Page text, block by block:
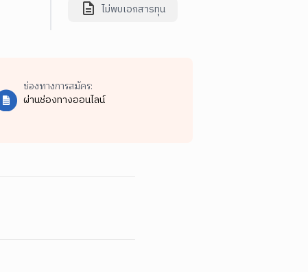
ไม่พบเอกสารทุน
ช่องทางการสมัคร:
ผ่านช่องทางออนไลน์